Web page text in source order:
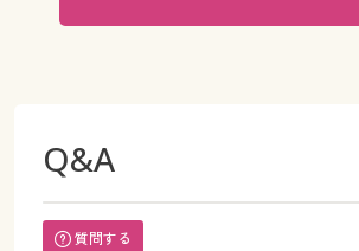
Q&A
質問する